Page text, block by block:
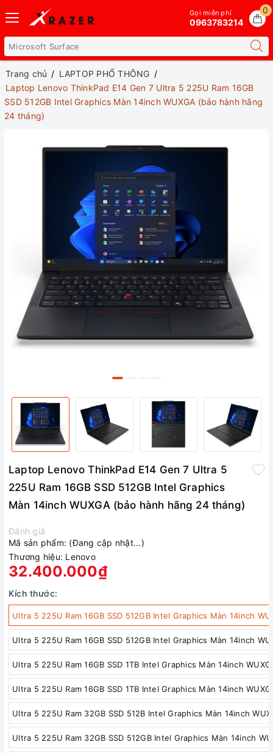
0
Gọi miễn phí
0963783214
Trang chủ
LAPTOP PHỔ THÔNG
Laptop Lenovo ThinkPad E14 Gen 7 Ultra 5 225U Ram 16GB
SSD 512GB Intel Graphics Màn 14inch WUXGA (bảo hành hãng
24 tháng)
Laptop Lenovo ThinkPad E14 Gen 7 Ultra 5
225U Ram 16GB SSD 512GB Intel Graphics
Màn 14inch WUXGA (bảo hành hãng 24 tháng)
Đánh giá
Mã sản phẩm: (Đang cập nhật...)
Thương hiệu: Lenovo
32.400.000₫
Kích thước:
Ultra 5 225U Ram 16GB SSD 512GB Intel Graphics Màn 14inch
Ultra 5 225U Ram 16GB SSD 512GB Intel Graphics Màn 14inch
Ultra 5 225U Ram 16GB SSD 1TB Intel Graphics Màn 14inch
Ultra 5 225U Ram 16GB SSD 1TB Intel Graphics Màn 14inch
Ultra 5 225U Ram 32GB SSD 512B Intel Graphics Màn 14inch
Ultra 5 225U Ram 32GB SSD 512GB Intel Graphics Màn 14inch